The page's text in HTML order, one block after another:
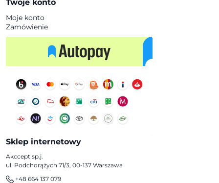
Twoje konto
Moje konto
Zamówienie
Sklep internetowy
Akccept sp.j.
ul. Podchorążych 71/3, 00-137 Warszawa
+48 664 137 079